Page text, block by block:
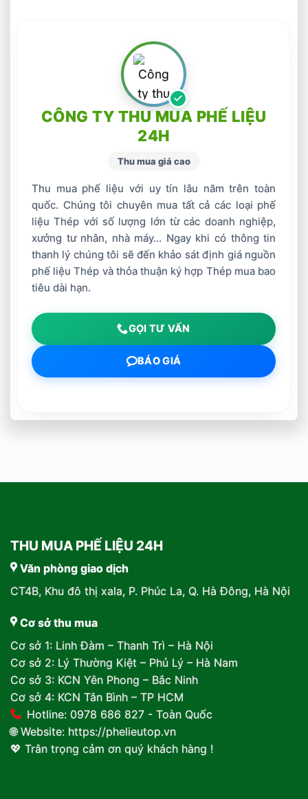
CÔNG TY THU MUA PHẾ LIỆU
24H
Thu mua giá cao
Thu mua phế liệu với uy tín lâu năm trên toàn
quốc. Chúng tôi chuyên mua tất cả các loại phế
liệu Thép với số lượng lớn từ các doanh nghiệp,
xưởng tư nhân, nhà máy… Ngay khi có thông tin
thanh lý chúng tôi sẽ đến khảo sát định giá nguồn
phế liệu Thép và thỏa thuận ký hợp Thép mua bao
tiêu dài hạn.
GỌI TƯ VẤN
BÁO GIÁ
THU MUA PHẾ LIỆU 24H
Văn phòng giao dịch
CT4B, Khu đô thị xala, P. Phúc La, Q. Hà Đông, Hà Nội
Cơ sở thu mua
Cơ sở 1: Linh Đàm – Thanh Trì – Hà Nội
Cơ sở 2: Lý Thường Kiệt – Phủ Lý – Hà Nam
Cơ sở 3: KCN Yên Phong – Bắc Ninh
Cơ sở 4: KCN Tân Bình – TP HCM
Hotline: 0978 686 827 - Toàn Quốc
🌐 Website: https://phelieutop.vn
💖 Trân trọng cảm ơn quý khách hàng !